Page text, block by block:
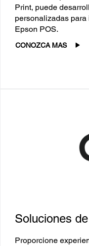
Print, puede
personalizadas
Epson POS.
CONOZCA MAS
Soluciones
Proporcione